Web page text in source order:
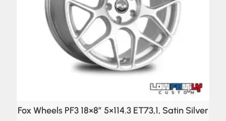
Fox Wheels PF3 18×8″ 5×114.3 ET73,1, Satin Silver